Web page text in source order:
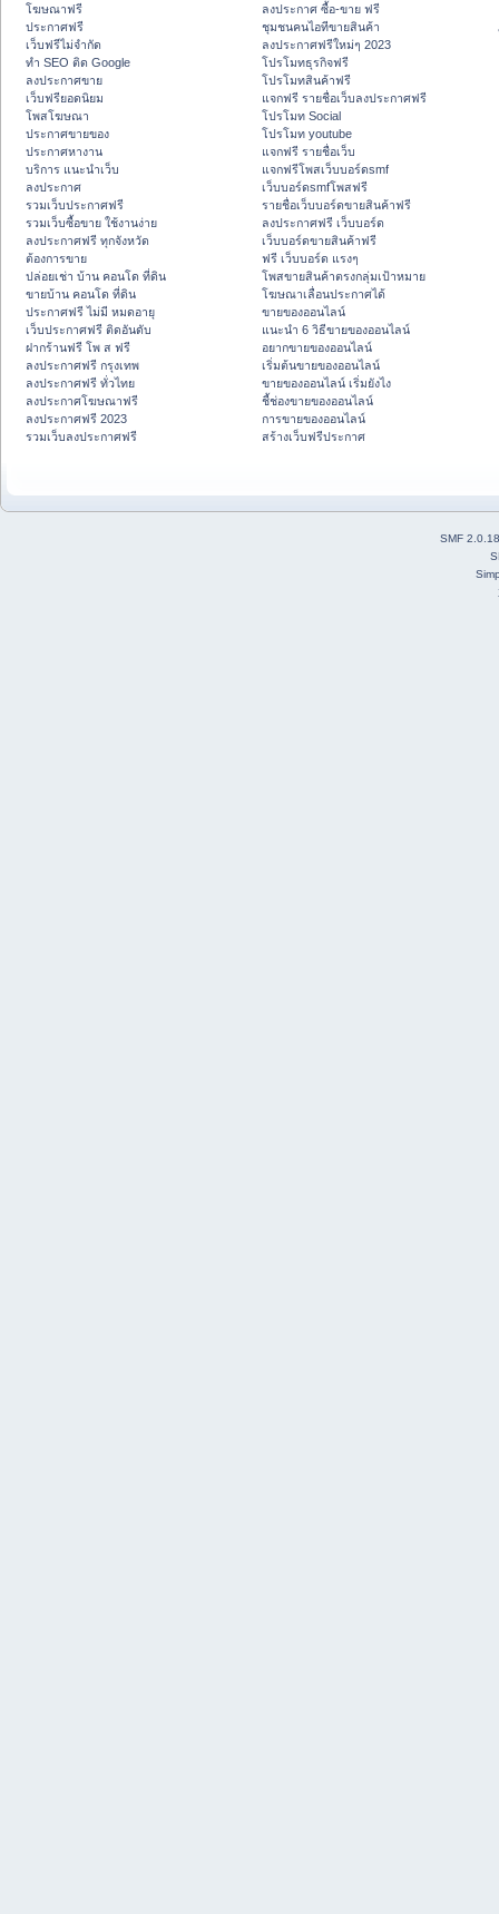
โฆษณาฟรี
ประกาศฟรี
เว็บฟรีไม่จำกัด
ทำ SEO ติด Google
ลงประกาศขาย
เว็บฟรียอดนิยม
โพสโฆษณา
ประกาศขายของ
ประกาศหางาน
บริการ แนะนำเว็บ
ลงประกาศ
รวมเว็บประกาศฟรี
รวมเว็บซื้อขาย ใช้งานง่าย
ลงประกาศฟรี ทุกจังหวัด
ต้องการขาย
ปล่อยเช่า บ้าน คอนโด ที่ดิน
ขายบ้าน คอนโด ที่ดิน
ประกาศฟรี ไม่มี หมดอายุ
เว็บประกาศฟรี ติดอันดับ
ฝากร้านฟรี โพ ส ฟรี
ลงประกาศฟรี กรุงเทพ
ลงประกาศฟรี ทั่วไทย
ลงประกาศโฆษณาฟรี
ลงประกาศฟรี 2023
รวมเว็บลงประกาศฟรี
ลงประกาศ ซื้อ-ขาย ฟรี
ชุมชนคนไอทีขายสินค้า
ลงประกาศฟรีใหม่ๆ 2023
โปรโมทธุรกิจฟรี
โปรโมทสินค้าฟรี
แจกฟรี รายชื่อเว็บลงประกาศฟรี
โปรโมท Social
โปรโมท youtube
แจกฟรี รายชื่อเว็บ
แจกฟรีโพสเว็บบอร์ดsmf
เว็บบอร์ดsmfโพสฟรี
รายชื่อเว็บบอร์ดขายสินค้าฟรี
ลงประกาศฟรี เว็บบอร์ด
เว็บบอร์ดขายสินค้าฟรี
ฟรี เว็บบอร์ด แรงๆ
โพสขายสินค้าตรงกลุ่มเป้าหมาย
โฆษณาเลื่อนประกาศได้
ขายของออนไลน์
แนะนำ 6 วิธีขายของออนไลน์
อยากขายของออนไลน์
เริ่มต้นขายของออนไลน์
ขายของออนไลน์ เริ่มยังไง
ชี้ช่องขายของออนไลน์
การขายของออนไลน์
สร้างเว็บฟรีประกาศ
SMF 2.0.18